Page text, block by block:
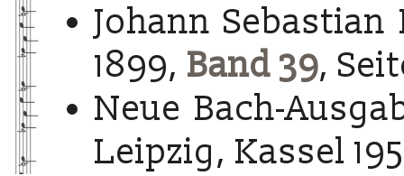
Johann Sebastian
1899, Band 39,
Neue Bach-
Leipzig, Kassel